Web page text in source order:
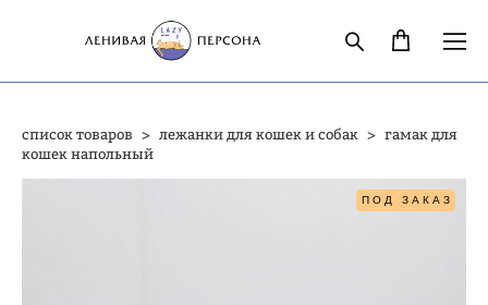
список товаров > лежанки для кошек и собак > гамак для
кошек напольный
ПОД ЗАКАЗ